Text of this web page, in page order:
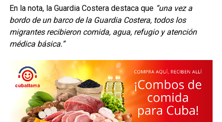
En la nota, la Guardia Costera destaca que “una vez a
bordo de un barco de la Guardia Costera, todos los
migrantes recibieron comida, agua, refugio y atención
médica básica.”